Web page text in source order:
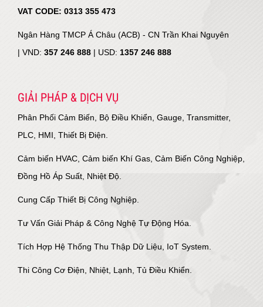
VAT CODE: 0313 355 473
Ngân Hàng TMCP Á Châu (ACB) - CN Trần Khai Nguyên
| VND: 357 246 888 | USD: 1357 246 888
GIẢI PHÁP & DỊCH VỤ
Phân Phối Cảm Biến, Bộ Điều Khiển, Gauge, Transmitter,
PLC, HMI, Thiết Bị Điện.
Cảm biến HVAC, Cảm biến Khí Gas, Cảm Biến Công Nghiệp,
Đồng Hồ Áp Suất, Nhiệt Độ.
Cung Cấp Thiết Bị Công Nghiệp.
Tư Vấn Giải Pháp & Công Nghệ Tự Động Hóa.
Tích Hợp Hệ Thống Thu Thập Dữ Liệu, IoT System.
Thi Công Cơ Điện, Nhiệt, Lạnh, Tủ Điều Khiển.